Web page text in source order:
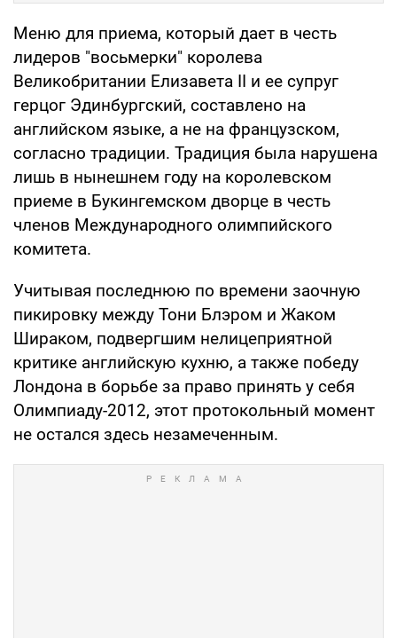
Меню для приема, который дает в честь
лидеров "восьмерки" королева
Великобритании Елизавета II и ее супруг
герцог Эдинбургский, составлено на
английском языке, а не на французском,
согласно традиции. Традиция была нарушена
лишь в нынешнем году на королевском
приеме в Букингемском дворце в честь
членов Международного олимпийского
комитета.
Учитывая последнюю по времени заочную
пикировку между Тони Блэром и Жаком
Шираком, подвергшим нелицеприятной
критике английскую кухню, а также победу
Лондона в борьбе за право принять у себя
Олимпиаду-2012, этот протокольный момент
не остался здесь незамеченным.